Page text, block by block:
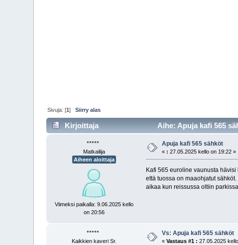
Sivuja: [1]Siirry alas
Kirjoittaja Aihe: Apuja kafi 565
*****
Matkailija
Aiheen aloittaja
Viimeksi paikalla: 9.06.2025 kello
on 20:56
Apuja kafi 565 sähköt
« : 27.05.2025 kello on 19:22 »
Kafi 565 euroline vaunusta
että tuossa on maaohjatut
aikaa kun reissussa oltiin
*****
Kaikkien kaveri Sr.
Vs: Apuja kafi 565 sähköt
«Vastaus #1 : 27.05.2025